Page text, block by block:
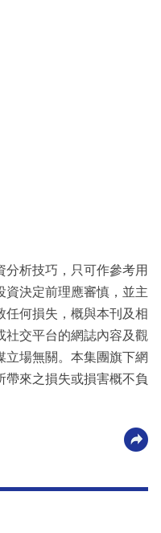
析技巧，只可作參考用
資決定前理應審慎，並主
任何損失，概與本刊及相
社交平台的網誌內容及觀
立場無關。本集團旗下網
帶來之損失或損害概不負